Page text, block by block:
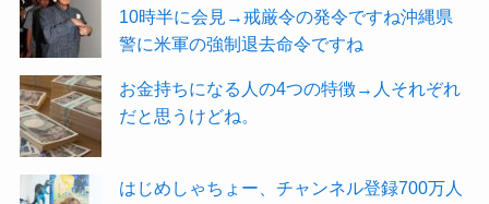
10時半に会見→戒厳令の発令ですね沖縄県
警に米軍の強制退去命令ですね
お金持ちになる人の4つの特徴→人それぞれ
だと思うけどね。
はじめしゃちょー、チャンネル登録700万人